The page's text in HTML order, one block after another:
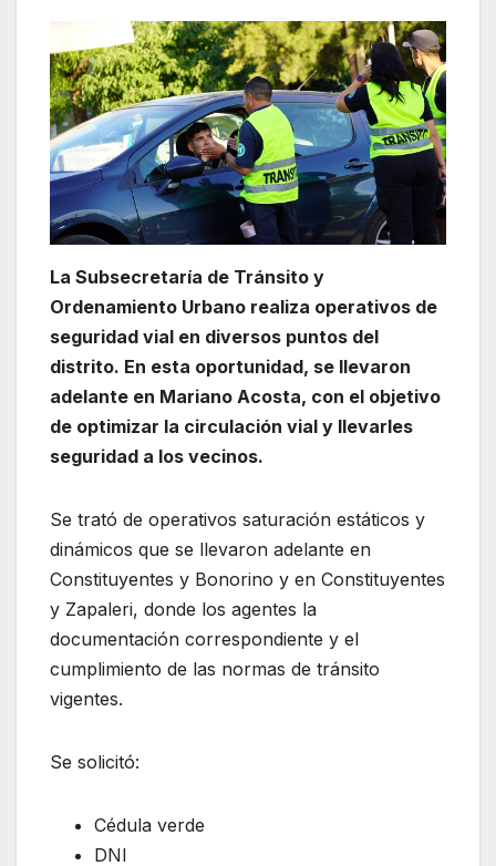
La Subsecretaría de Tránsito y
Ordenamiento Urbano realiza operativos de
seguridad vial en diversos puntos del
distrito. En esta oportunidad, se llevaron
adelante en Mariano Acosta, con el objetivo
de optimizar la circulación vial y llevarles
seguridad a los vecinos.
Se trató de operativos saturación estáticos y
dinámicos que se llevaron adelante en
Constituyentes y Bonorino y en Constituyentes
y Zapaleri, donde los agentes la
documentación correspondiente y el
cumplimiento de las normas de tránsito
vigentes.
Se solicitó:
Cédula verde
DNI